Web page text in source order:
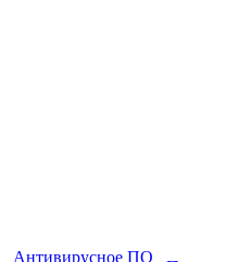
Антивирусное ПО